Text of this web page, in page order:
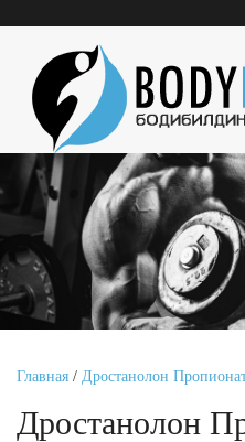
Главная / Дростанолон
Дростанолон